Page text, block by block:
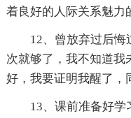
着良好的人际关系魅力
12、曾放弃过后
次就够了，我不知道我
好，我要证明我醒了，
13、课前准备好